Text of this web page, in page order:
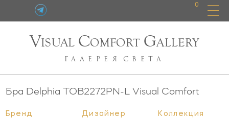
0
VISUAL COMFORT GALLERY
ГАЛЕРЕЯ СВЕТА
Бра Delphia TOB2272PN-L Visual Comfort
Бренд
Дизайнер
Коллекция